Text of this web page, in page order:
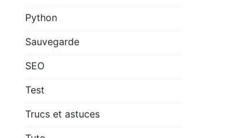
Python
Sauvegarde
SEO
Test
Trucs et astuces